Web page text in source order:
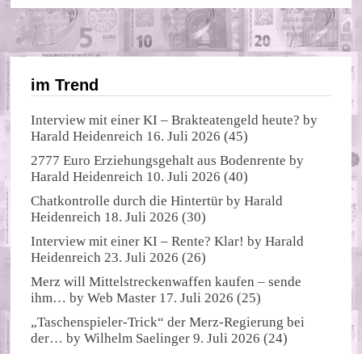
im Trend
Interview mit einer KI – Brakteatengeld heute? by
Harald Heidenreich 16. Juli 2026 (45)
2777 Euro Erziehungsgehalt aus Bodenrente by
Harald Heidenreich 10. Juli 2026 (40)
Chatkontrolle durch die Hintertür byHarald
Heidenreich 18. Juli 2026 (30)
Interview mit einer KI – Rente? Klar! byHarald
Heidenreich 23. Juli 2026 (26)
Merz will Mittelstreckenwaffen kaufen – sende
ihm… byWeb Master 17. Juli 2026 (25)
„Taschenspieler-Trick“ der Merz-Regierung bei
der… byWilhelm Saelinger 9. Juli 2026 (24)